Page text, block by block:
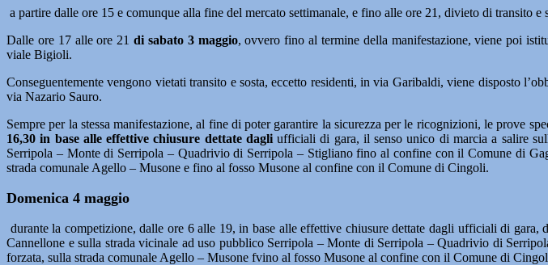
a partire dalle ore 15 e comunque alla fine del mercato settimanale, e fino alle ore 21, divieto di transito
Dalle ore 17 alle ore 21di sabato 3 maggio, ovvero fino al termine della manifestazione, viene poi
viale Bigioli.
Conseguentemente vengono vietati transito e sosta, eccetto residenti, in via Garibaldi, viene disposto
via Nazario Sauro.
Sempre per la stessa manifestazione, al fine di poter garantire la sicurezza per le ricognizioni, le prove
16,30 in base alle effettive chiusure dettate dagliufficiali di gara, il senso unico di marcia a salire
Serripola – Monte di Serripola – Quadrivio di Serripola – Stigliano fino al confine con il Comune di
strada comunale Agello – Musone e fino al fosso Musone al confine con il Comune di Cingoli.
Domenica 4 maggio
durante la competizione, dalle ore 6 alle 19, in base alle effettive chiusure dettate dagli ufficiali di
Cannellone e sulla strada vicinale ad uso pubblico Serripola – Monte di Serripola – Quadrivio di
forzata, sulla strada comunale Agello – Musone fvino al fosso Musone al confine con il Comune di